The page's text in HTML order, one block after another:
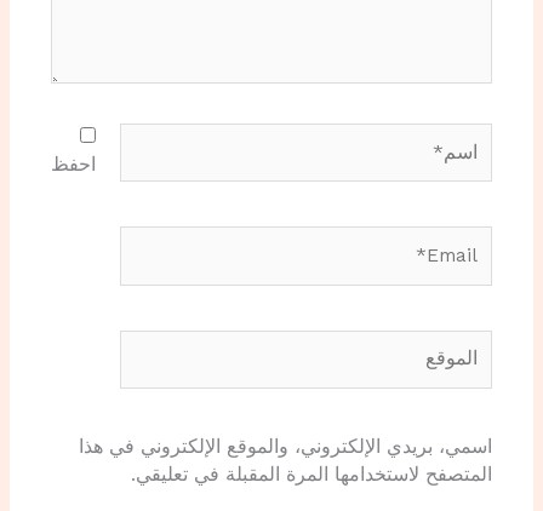
احفظ
اسمي، بريدي الإلكتروني، والموقع الإلكتروني في هذا
المتصفح لاستخدامها المرة المقبلة في تعليقي.